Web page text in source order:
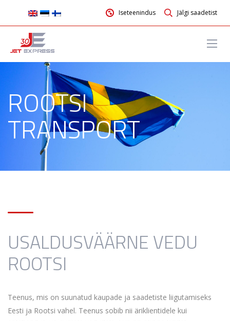
Iseteenindus Jälgi saadetist
ROOTSI
TRANSPORT
USALDUSVÄÄRNE VEDU
ROOTSI
Teenus, mis on suunatud kaupade ja saadetiste liigutamiseks
Eesti ja Rootsi vahel. Teenus sobib nii äriklientidele kui